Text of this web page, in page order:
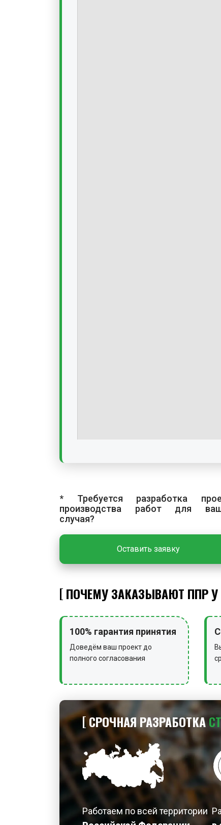
* Требуется разработка
производства работ для
случая?
Оставить заявку
ПОЧЕМУ ЗАКАЗЫВАЮТ ППР У
100% гарантия принятия
Доведём ваш проект до
полного согласования
СРОЧНАЯ РАЗРАБОТКА
Работаем по всей территории